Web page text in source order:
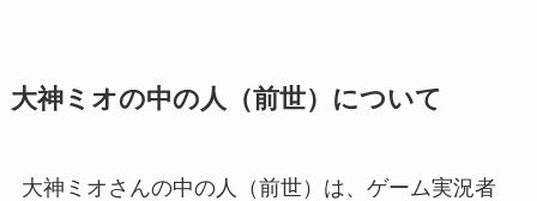
大神ミオの中の人（前世）について
大神ミオさんの中の人（前世）は、ゲーム実況者